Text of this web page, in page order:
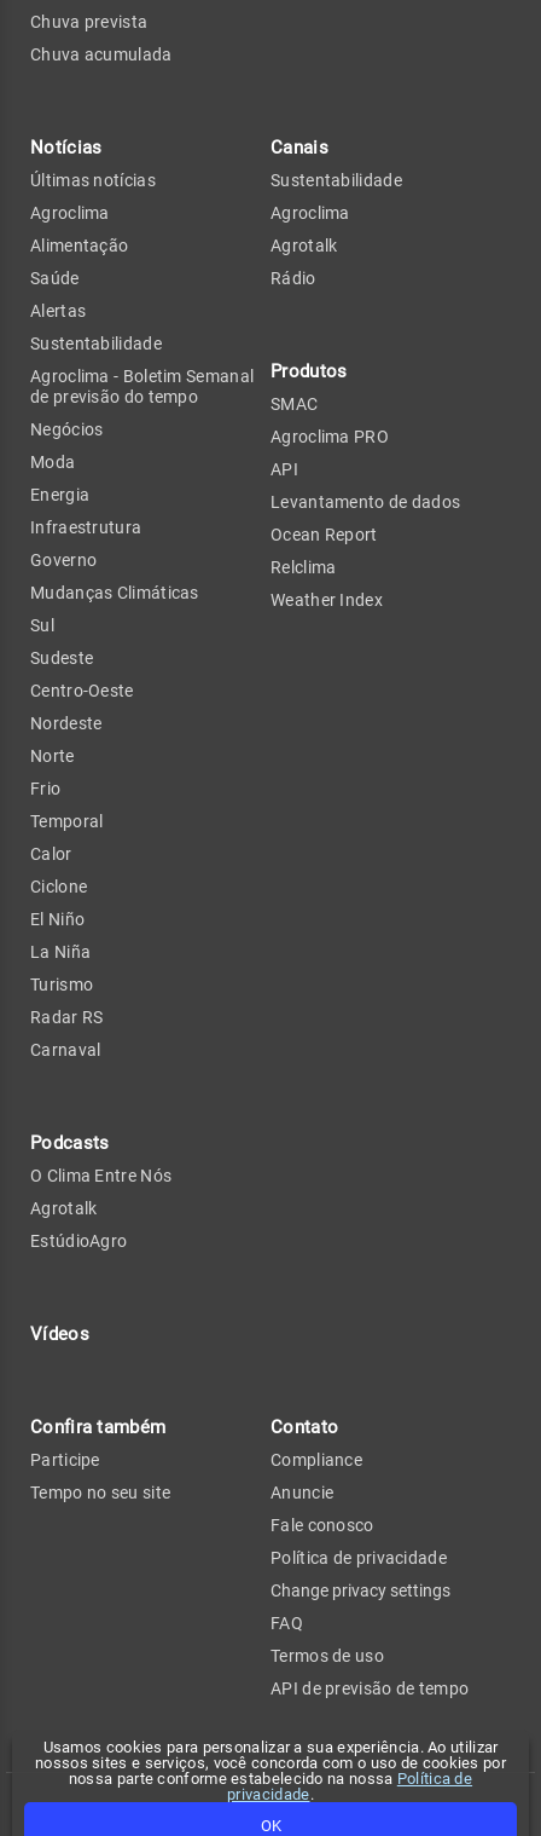
Usamos cookies para personalizar a sua experiência. Ao utilizar
nossos sites e serviços, você concorda com o uso de cookies por
nossa parte conforme estabelecido na nossa Política de
privacidade.
OK
Chuva prevista
Chuva acumulada
Notícias
Últimas notícias
Agroclima
Alimentação
Saúde
Alertas
Sustentabilidade
Agroclima - Boletim Semanal
de previsão do tempo
Negócios
Moda
Energia
Infraestrutura
Governo
Mudanças Climáticas
Sul
Sudeste
Centro-Oeste
Nordeste
Norte
Frio
Temporal
Calor
Ciclone
El Niño
La Niña
Turismo
Radar RS
Carnaval
Podcasts
O Clima Entre Nós
Agrotalk
EstúdioAgro
Vídeos
Canais
Sustentabilidade
Agroclima
Agrotalk
Rádio
Produtos
SMAC
Agroclima PRO
API
Levantamento de dados
Ocean Report
Relclima
Weather Index
Confira também
Participe
Tempo no seu site
Contato
Compliance
Anuncie
Fale conosco
Política de privacidade
Change privacy settings
FAQ
Termos de uso
API de previsão de tempo
Copyright 2026 - Climatempo. Todos os direitos reservados.